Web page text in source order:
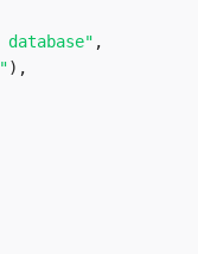
,
) ,